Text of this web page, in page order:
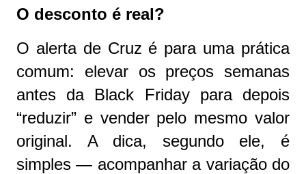
O desconto é real?
O alerta de Cruz é para uma prática
comum: elevar os preços semanas
antes da Black Friday para depois
“reduzir” e vender pelo mesmo valor
original. A dica, segundo ele, é
simples — acompanhar a variação do